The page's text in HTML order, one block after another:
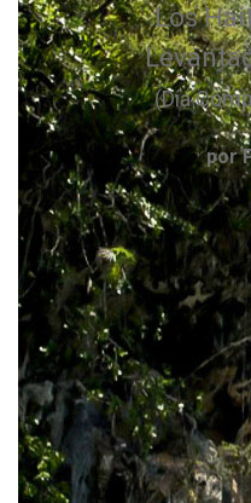
Los
(Día
por